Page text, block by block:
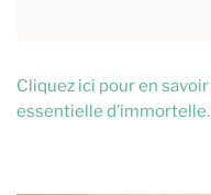
Cliquez ici pour en
essentielle d’immortelle.